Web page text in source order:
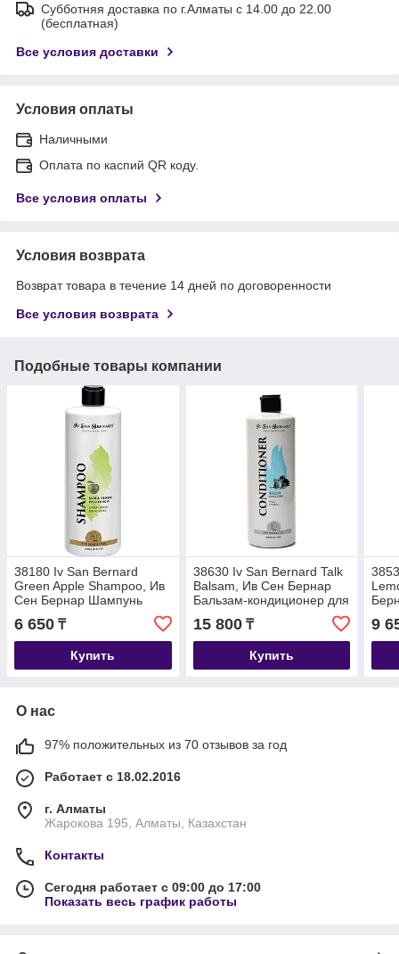
Субботняя доставка по г.Алматы с 14.00 до 22.00
(бесплатная)
Все условия доставки
Условия оплаты
Наличными
Оплата по каспий QR коду.
Все условия оплаты
Условия возврата
Возврат товара в течение 14 дней по договоренности
Все условия возврата
Подобные товары компании
38180 Iv San Bernard
Green Apple Shampoo, Ив
Сен Бернар Шампунь
Зелёное яблоко для
длинной шерсти, 500мл.
6 650 ₸
Купить
38630 Iv San Bernard Talk
Balsam, Ив Сен Бернар
Бальзам-кондиционер для
щенков и котят, 1 л.
15 800₸
Купить
9
О нас
97% положительных из 70 отзывов за год
Работает с 18.02.2016
г. Алматы
Жарокова 195, Алматы, Казахстан
Контакты
Сегодня работает с 09:00 до 17:00
Показать весь график работы